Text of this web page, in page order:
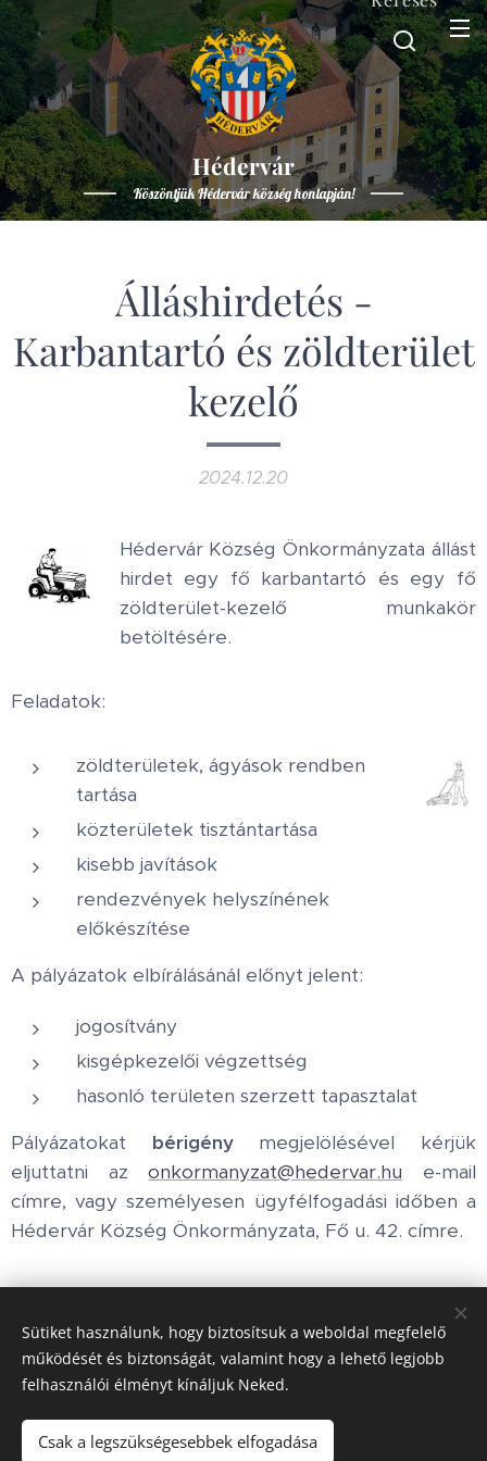
Hédervár
Köszöntjük Hédervár község honlapján!
Álláshirdetés -
Karbantartó és zöldterület
kezelő
2024.12.20
Hédervár Község Önkormányzata állást
hirdet egy fő karbantartó és egy fő
zöldterület-kezelő munkakör
betöltésére.
Feladatok:
zöldterületek, ágyások rendben
tartása
közterületek tisztántartása
kisebb javítások
rendezvények helyszínének
előkészítése
A pályázatok elbírálásánál előnyt jelent:
jogosítvány
kisgépkezelői végzettség
hasonló területen szerzett tapasztalat
Pályázatokat bérigény megjelölésével kérjük
eljuttatni azonkormanyzat@hedervar.hu e-mail
címre, vagy személyesen ügyfélfogadási időben a
Hédervár Község Önkormányzata, Fő u. 42. címre.
Honlap tulajdonos:Hédervár Község Önkormányzata
Adatvédelmi tájékoztató
Sütiket használunk, hogy biztosítsuk a weboldal megfelelő
működését és biztonságát, valamint hogy a lehető legjobb
felhasználói élményt kínáljuk Neked.
Csak a legszükségesebbek elfogadása